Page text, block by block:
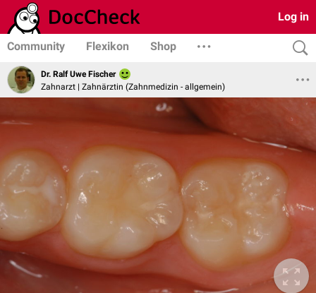
Log in
Community Flexikon Shop
Dr. Ralf Uwe Fischer
Zahnarzt | Zahnärztin (Zahnmedizin - allgemein)